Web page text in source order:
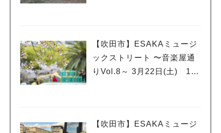
江坂公園
【吹田市】ESAKAミュージ
ックストリート 〜音楽屋通
りVol.8～ 3月22日(土) 10:
【吹田市】ESAKAミュージ